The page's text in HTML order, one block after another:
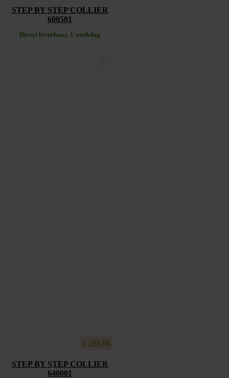
STEP BY STEP COLLIER
600501
Direct leverbaar, 1 werkdag
€ 289,00
STEP BY STEP COLLIER
640001